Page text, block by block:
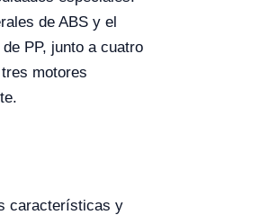
de ABS y el
PP, junto a cuatro
motores
características y